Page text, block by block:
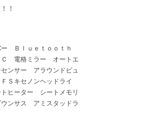
！
Ｂｌｕｅｔｏｏｔｈ
Ｃ 電格ミラー オートエ
ンサー アラウンドビュ
Ｓキセノンヘッドライ
ヒーター シートメモリ
ンサス アミスタッドラ